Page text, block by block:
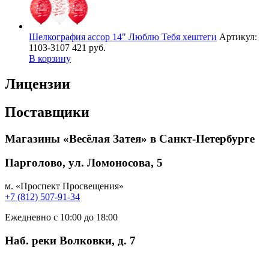
Шелкография ассор 14" Люблю Тебя хештеги Артикул:
1103-3107 421 руб.
В корзину
Лицензии
Поставщики
Магазины «Весёлая Затея» в Санкт-Петербурге
Парголово, ул. Ломоносова, 5
м. «Проспект Просвещения»
+7 (812) 507-91-34
Ежедневно с 10:00 до 18:00
Наб. реки Волковки, д. 7